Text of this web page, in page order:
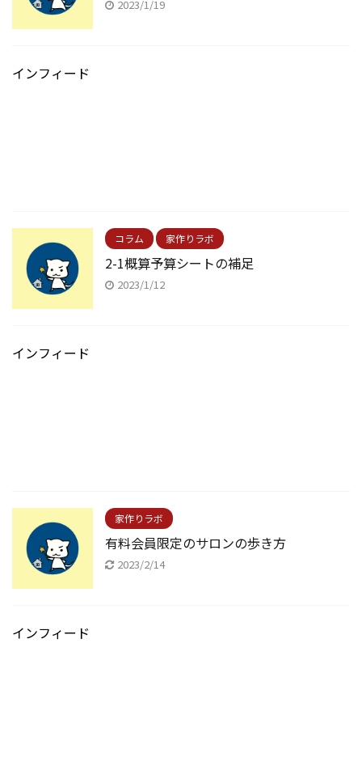
2023/1/19
インフィード
コラム 家作りラボ
2-1概算予算シートの補足
2023/1/12
インフィード
家作りラボ
有料会員限定のサロンの歩き方
2023/2/14
インフィード